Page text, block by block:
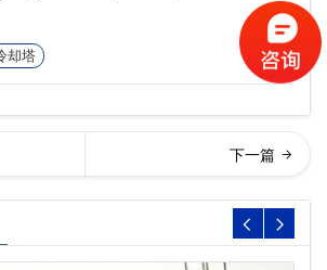
却塔
锈钢复合流闭式冷却塔哪家
好